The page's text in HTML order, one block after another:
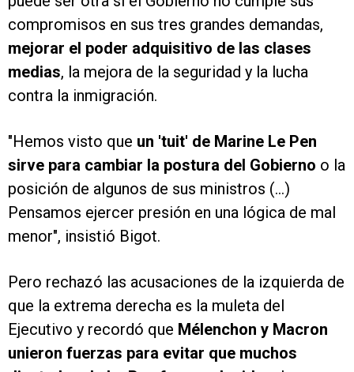
compromisos en sus tres grandes demandas,
mejorar el poder adquisitivo de las clases
medias, la mejora de la seguridad y la lucha
contra la inmigración.
"Hemos visto que un 'tuit' de Marine Le Pen
sirve para cambiar la postura del Gobierno o la
posición de algunos de sus ministros (...)
Pensamos ejercer presión en una lógica de mal
menor", insistió Bigot.
Pero rechazó las acusaciones de la izquierda de
que la extrema derecha es la muleta del
Ejecutivo y recordó que Mélenchon y Macron
unieron fuerzas para evitar que muchos